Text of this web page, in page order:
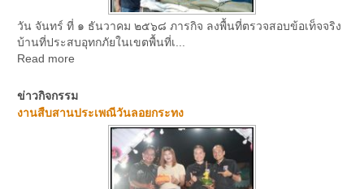
วัน จันทร์ ที่ ๑ ธันวาคม ๒๕๖๘ ภารกิจ ลงพื้นที่ตรวจสอบข้อเท็จจริง
บ้านที่ประสบอุทกภัยในเขตพื้นที่เ...
Read more
ข่าวกิจกรรม
งานสืบสานประเพณีวันลอยกระทง